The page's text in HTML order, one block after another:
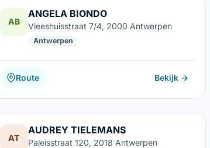
AB
ANGELA BIONDO
Vleeshuisstraat 7/4, 2000 Antwerpen
Antwerpen
Route Bekijk →
AT
AUDREY TIELEMANS
Paleisstraat 120, 2018 Antwerpen